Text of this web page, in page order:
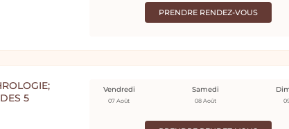
PRENDRE RENDEZ-VOUS
5
Vendredi
07 Août
Samedi
08 Août